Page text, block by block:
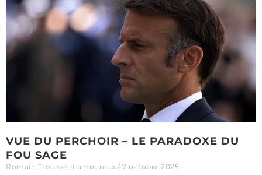
VUE DU PERCHOIR – LE PARADOXE DU
FOU SAGE
Romain Troussel-Lamoureux 7 octobre 2025